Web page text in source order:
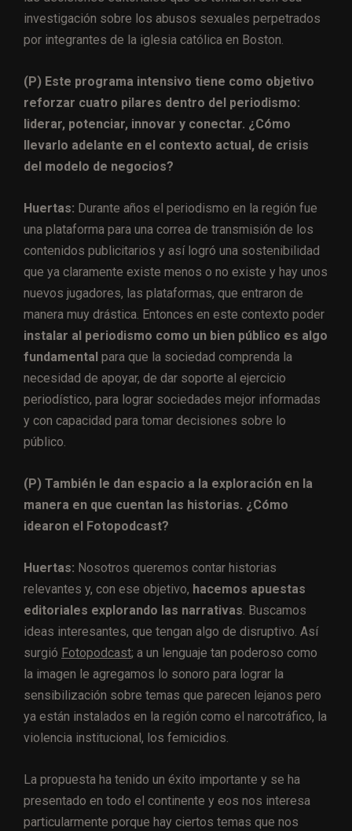
investigación sobre los abusos sexuales perpetrados
por integrantes de la iglesia católica en Boston.
(P) Este programa intensivo tiene como objetivo
reforzar cuatro pilares dentro del periodismo:
iderar, potenciar, innovar y conectar. ¿Cómo
llevarlo adelante en el contexto actual, de crisis
del modelo de negocios?
Huertas: Durante años el periodismo en la región fue
una plataforma para una correa de transmisión de los
contenidos publicitarios y así logró una sostenibilidad
que ya claramente existe menos o no existe y hay unos
nuevos jugadores, las plataformas, que entraron de
manera muy drástica. Entonces en este contexto poder
instalar al periodismo como un bien público es algo
fundamental para que la sociedad comprenda la
necesidad de apoyar, de dar soporte al ejercicio
periodístico, para lograr sociedades mejor informadas
y con capacidad para tomar decisiones sobre lo
público.
(P) También le dan espacio a la exploración en la
manera en que cuentan las historias. ¿Cómo
idearon el Fotopodcast?
Huertas: Nosotros queremos contar historias
relevantes y, con ese objetivo, hacemos apuestas
editoriales explorando las narrativas. Buscamos
ideas interesantes, que tengan algo de disruptivo. Así
surgió Fotopodcast; a un lenguaje tan poderoso como
la imagen le agregamos lo sonoro para lograr la
sensibilización sobre temas que parecen lejanos pero
ya están instalados en la región como el narcotráfico, la
violencia institucional, los femicidios.
La propuesta ha tenido un éxito importante y se ha
presentado en todo el continente y eos nos interesa
particularmente porque hay ciertos temas que nos